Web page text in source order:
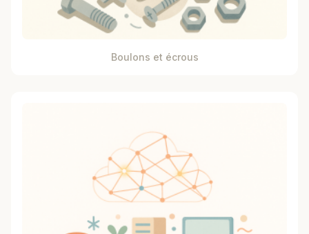
Boulons et écrous